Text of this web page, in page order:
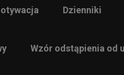
Dzienniki
Wzór odstąpienia od